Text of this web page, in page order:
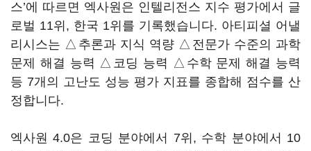
스’에 따르면 엑사원은 인텔리전스 지수 평가에서 글
로벌 11위, 한국 1위를 기록했습니다. 아티피셜 어낼
리시스는 △추론과 지식 역량 △전문가 수준의 과학
문제 해결 능력 △코딩 능력 △수학 문제 해결 능력
등 7개의 고난도 성능 평가 지표를 종합해 점수를 산
정합니다.
엑사원 4.0은 코딩 분야에서 7위, 수학 분야에서 10